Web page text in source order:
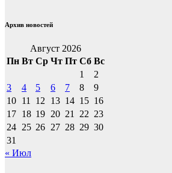
Архив новостей
Август 2026
Пн Вт Ср Чт Пт Сб Вс
1
2
3
4 5 6 7 8
9
10 11 12 13 14 15 16
17 18 19 20 21 22 23
24 25 26 27 28 29 30
31
« Июл